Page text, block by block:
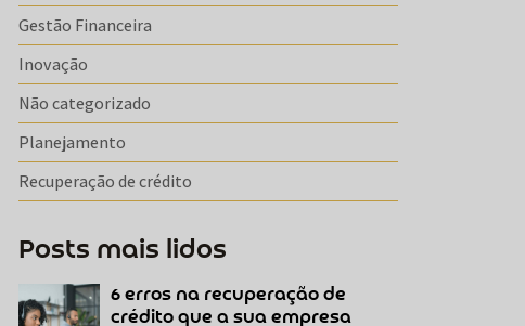
Gestão Financeira
Inovação
Não categorizado
Planejamento
Recuperação de crédito
Posts mais lidos
6 erros na recuperação de
crédito que a sua empresa